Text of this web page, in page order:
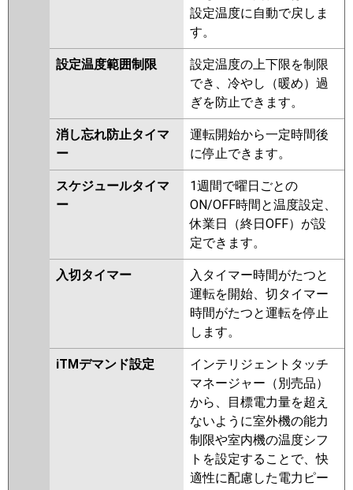
設定温度に自動で戻しま
す。
設定温度範囲制限
設定温度の上下限を制限
でき、冷やし（暖め）過
ぎを防止できます。
消し忘れ防止タイマ
ー
運転開始から一定時間後
に停止できます。
スケジュールタイマ
ー
1週間で曜日ごとの
ON/OFF時間と温度設定、
休業日（終日OFF）が設
定できます。
入切タイマー
入タイマー時間がたつと
運転を開始、切タイマー
時間がたつと運転を停止
します。
iTMデマンド設定
インテリジェントタッチ
マネージャー（別売品）
から、目標電力量を超え
ないように室外機の能力
制限や室内機の温度シフ
トを設定することで、快
適性に配慮した電力ピー